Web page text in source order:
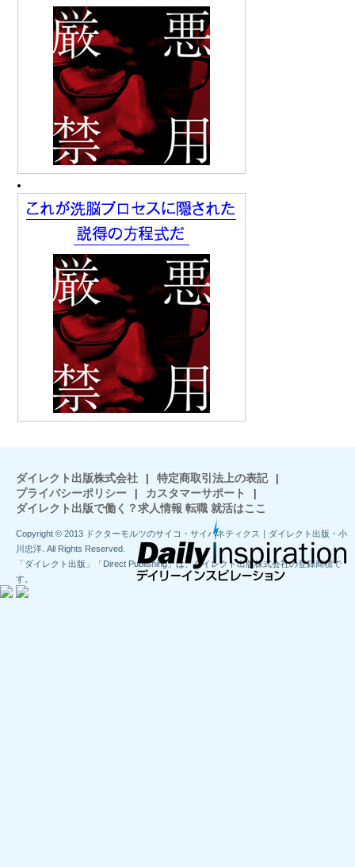
ダイレクト出版株式会社 | 特定商取引法上の表記
|
プライバシーポリシー
| カスタマーサポート
|
ダイレクト出版で働く？求人情報 転職 就活はここ
Copyright © 2013 ドクターモルツのサイコ・サイバネティクス｜ダイレクト出版・小
川忠洋. All Rights Reserved.
「ダイレクト出版」「Direct Publishing」は、ダイレクト出版株式会社の登録商標で
す。